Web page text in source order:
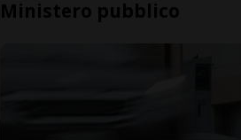
Ministero pubblico